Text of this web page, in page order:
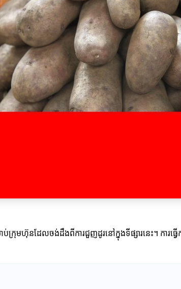
ក្រុមហ៊ុនដែលចង់ដឹងពីការជួញដូរនៅក្នុងទីផ្សារនេះ។ ការធ្